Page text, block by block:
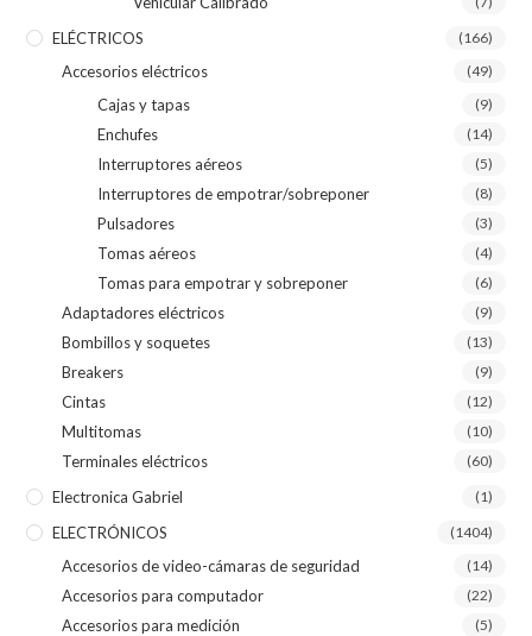
ELÉCTRICOS (166)
Accesorios eléctricos (49)
Cajas y tapas (9)
Enchufes (14)
Interruptores aéreos (5)
Interruptores de empotrar/sobreponer (8)
Pulsadores (3)
Tomas aéreos (4)
Tomas para empotrar y sobreponer (6)
Adaptadores eléctricos (9)
Bombillos y soquetes (13)
Breakers (9)
Cintas (12)
Multitomas (10)
Terminales eléctricos (60)
Electronica Gabriel (1)
ELECTRÓNICOS (1404)
Accesorios de video-cámaras de seguridad (14)
Accesorios para computador (22)
Accesorios para medición (5)